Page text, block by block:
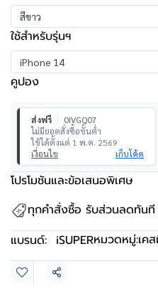
สีขาว
ใช้สำหรับรุ่นฯ
iPhone 14
คูปอง
ส่งฟรี
0IVGQ07
ไม่มียอดสั่งซื้อขั้นต่ำ
ใช้ได้ตั้งแต่ 1 พ.ค. 2569
เงื่อนไข
เก็บโค้ด
โปรโมชันและข้อเสนอพิเศษ
ทุกคำสั่งซื้อ รับส่วนลดทันที
แบรนด์: iSUPERหมวดหมู่:เค
แชร์